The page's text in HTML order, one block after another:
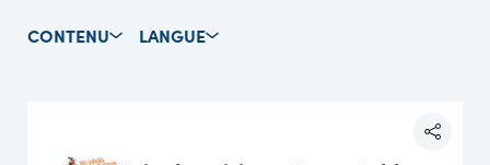
CONTENU LANGUE